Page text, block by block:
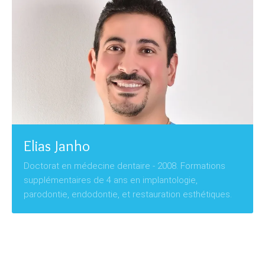
Elias Janho
Doctorat en médecine dentaire - 2008. Formations
supplémentaires de 4 ans en implantologie,
parodontie, endodontie, et restauration esthétiques.